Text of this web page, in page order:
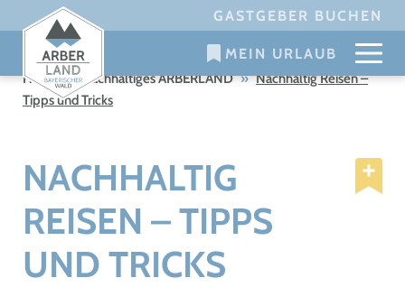
to
content
GASTGEBER BUCHEN
MEIN URLAUB
Home » Nachhaltiges ARBERLAND » Nachhaltig Reisen –
Tipps und Tricks
NACHHALTIG
REISEN – TIPPS
UND TRICKS